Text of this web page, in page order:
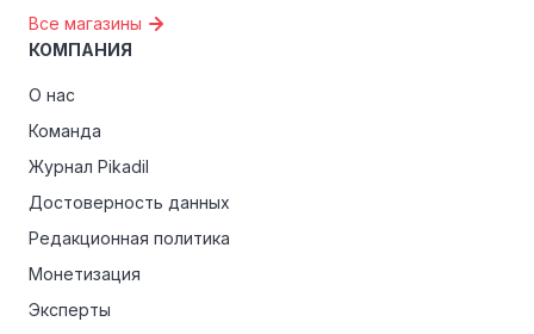
Все магазины
КОМПАНИЯ
О нас
Команда
Журнал Pikadil
Достоверность данных
Редакционная политика
Монетизация
Эксперты